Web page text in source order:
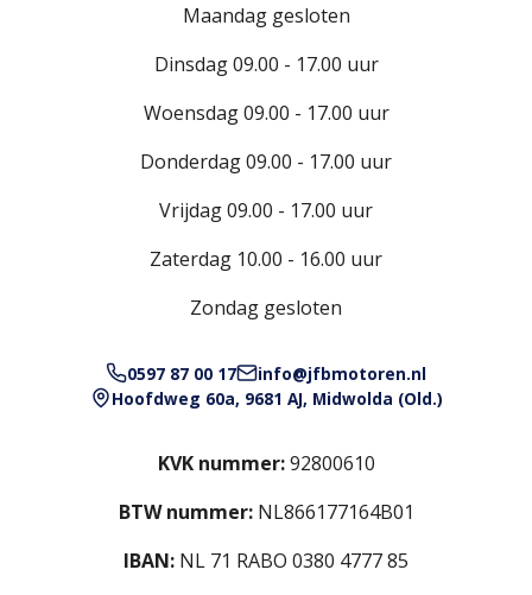
Maandag gesloten
Dinsdag 09.00 - 17.00 uur
Woensdag 09.00 - 17.00 uur
Donderdag 09.00 - 17.00 uur
Vrijdag 09.00 - 17.00 uur
Zaterdag 10.00 - 16.00 uur
Zondag gesloten
0597 87 00 17
info@jfbmotoren.nl
Hoofdweg 60a, 9681 AJ, Midwolda (Old.)
KVK nummer:92800610
BTW nummer:NL866177164B01
IBAN: NL 71 RABO 0380 4777 85